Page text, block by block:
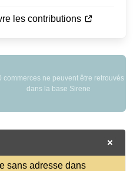
les contributions
commerces ne peuvent être retrouvés
dans la base Sirene
sans adresse dans